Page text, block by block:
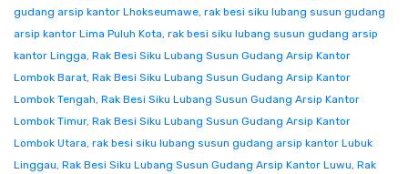
gudang arsip kantor Lhokseumawe, rak besi siku lubang susun gudang
arsip kantor Lima Puluh Kota, rak besi siku lubang susun gudang arsip
kantor Lingga, Rak Besi Siku Lubang Susun Gudang Arsip Kantor
Lombok Barat, Rak Besi Siku Lubang Susun Gudang Arsip Kantor
Lombok Tengah, Rak Besi Siku Lubang Susun Gudang Arsip Kantor
Lombok Timur, Rak Besi Siku Lubang Susun Gudang Arsip Kantor
Lombok Utara, rak besi siku lubang susun gudang arsip kantor Lubuk
Linggau, Rak Besi Siku Lubang Susun Gudang Arsip Kantor Luwu, Rak